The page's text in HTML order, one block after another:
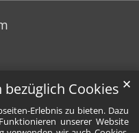
Cookies
Erlebnis zu bieten. Dazu
unserer Website
✕